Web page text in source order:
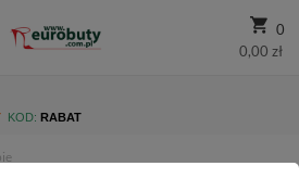
0
0,00 zł
KOD: RABAT